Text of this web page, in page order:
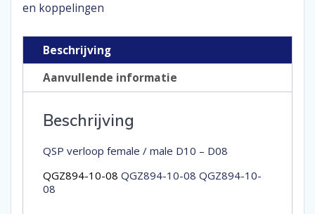
en koppelingen
Beschrijving
Aanvullende informatie
Beschrijving
QSP verloop female / male D10 – D08
QGZ894-10-08 QGZ894-10-08 QGZ894-10-
08